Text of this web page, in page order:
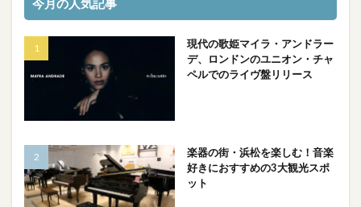
今月の人気記事
現代の歌姫マイラ・アンドラー
デ、ロンドンのユニオン・チャ
ペルでのライヴ盤リリース
楽器の街・浜松を楽しむ！音楽
好きにおすすめの3大観光スポ
ット